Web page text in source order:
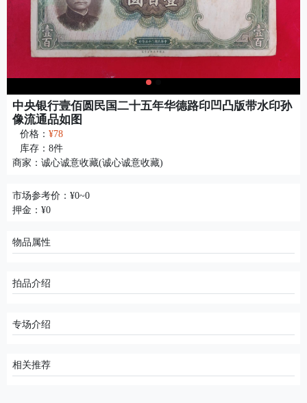
中央银行壹佰圆民国二十五年华德路印凹凸版带水印孙
像流通品如图
价格： ¥78
库存： 8件
商家： 诚心诚意收藏(诚心诚意收藏)
市场参考价：¥0~0
押金：¥0
物品属性
拍品介绍
专场介绍
相关推荐